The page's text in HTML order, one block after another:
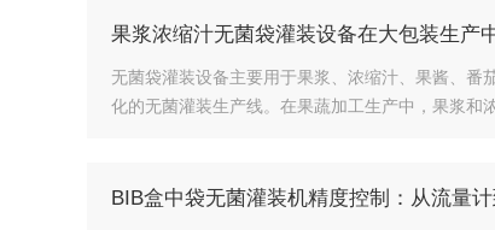
果浆浓缩汁无菌袋灌装设备在大包装生产
无菌袋灌装设备主要用于果浆、浓缩汁、果酱、
化的无菌灌装生产线。在果蔬加工生产中，果浆和
BIB盒中袋无菌灌装机精度控制：从流量